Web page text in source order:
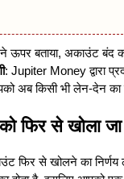
ऊपर बताया, अकाउंट बंद
: Jupiter Money द्वारा
अब किसी भी लेन-देन का
फिर से खोला
फिर से खोलने का